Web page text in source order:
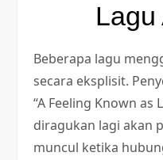
Lagu
Beberapa lagu
secara eksplisit.
“A Feeling Known as
diragukan lagi akan
muncul ketika